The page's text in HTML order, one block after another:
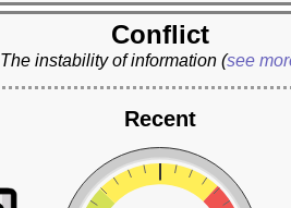
Conflict
The instability of information (see
Recent